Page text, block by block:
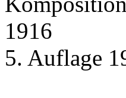
5. Auflage